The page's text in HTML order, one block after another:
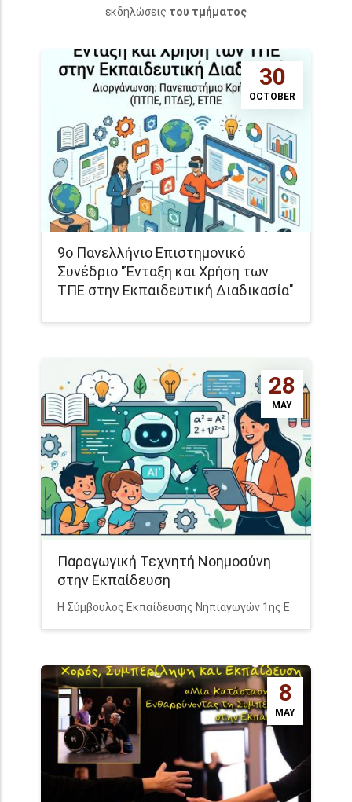
εκδηλώσεις του τμήματος
30
OCTOBER
9ο Πανελλήνιο Επιστημονικό
Συνέδριο "Ένταξη και Χρήση των
ΤΠΕ στην Εκπαιδευτική Διαδικασία"
28
MAY
Παραγωγική Τεχνητή Νοημοσύνη
στην Εκπαίδευση
Η Σύμβουλος Εκπαίδευσης Νηπιαγωγών 1ης Ε
8
MAY